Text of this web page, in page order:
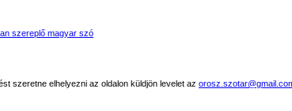
szereplő magyar szó
szeretne elhelyezni az oldalon küldjön levelet az